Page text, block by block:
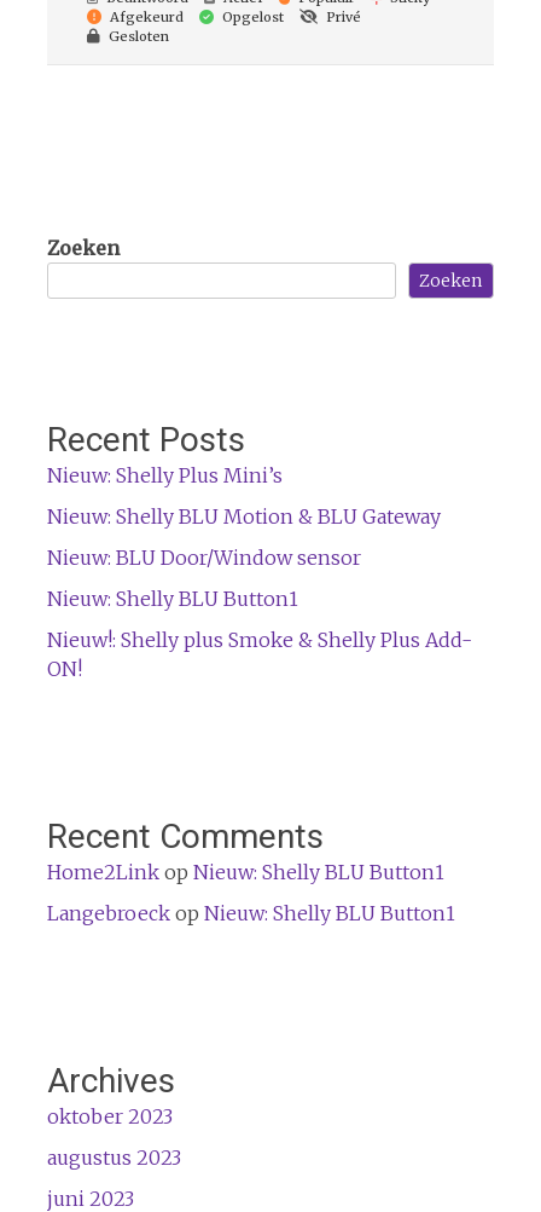
Afgekeurd
Opgelost
Privé
Gesloten
Zoeken
Zoeken
Recent Posts
Nieuw: Shelly Plus Mini’s
Nieuw: Shelly BLU Motion & BLU Gateway
Nieuw: BLU Door/Window sensor
Nieuw: Shelly BLU Button1
Nieuw!: Shelly plus Smoke & Shelly Plus Add-
ON!
Recent Comments
Home2Linkop Nieuw: Shelly BLU Button1
Langebroeckop Nieuw: Shelly BLU Button1
Archives
oktober 2023
augustus 2023
juni 2023